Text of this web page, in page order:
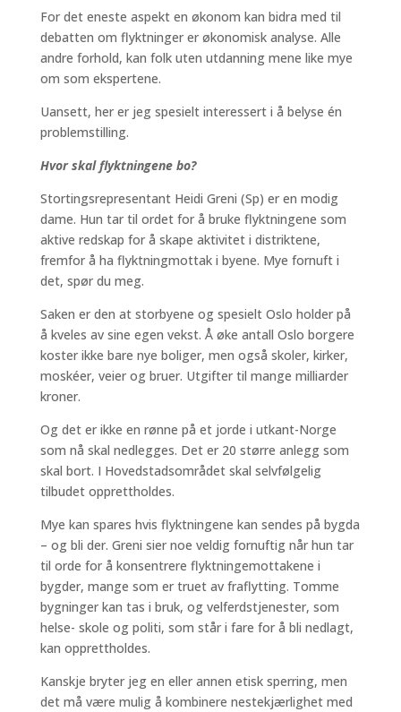
For det eneste aspekt en økonom kan bidra med til
debatten om flyktninger er økonomisk analyse. Alle
andre forhold, kan folk uten utdanning mene like mye
om som ekspertene.
Uansett, her er jeg spesielt interessert i å belyse én
problemstilling.
Hvor skal flyktningene bo?
Stortingsrepresentant Heidi Greni (Sp) er en modig
dame. Hun tar til ordet for å bruke flyktningene som
aktive redskap for å skape aktivitet i distriktene,
fremfor å ha flyktningmottak i byene. Mye fornuft i
det, spør du meg.
Saken er den at storbyene og spesielt Oslo holder på
å kveles av sine egen vekst. Å øke antall Oslo borgere
koster ikke bare nye boliger, men også skoler, kirker,
moskéer, veier og bruer. Utgifter til mange milliarder
kroner.
Og det er ikke en rønne på et jorde i utkant-Norge
som nå skal nedlegges. Det er 20 større anlegg som
skal bort. I Hovedstadsområdet skal selvfølgelig
tilbudet opprettholdes.
Mye kan spares hvis flyktningene kan sendes på bygda
– og bli der. Greni sier noe veldig fornuftig når hun tar
til orde for å konsentrere flyktningemottakene i
bygder, mange som er truet av fraflytting. Tomme
bygninger kan tas i bruk, og velferdstjenester, som
helse- skole og politi, som står i fare for å bli nedlagt,
kan opprettholdes.
Kanskje bryter jeg en eller annen etisk sperring, men
det må være mulig å kombinere nestekjærlighet med